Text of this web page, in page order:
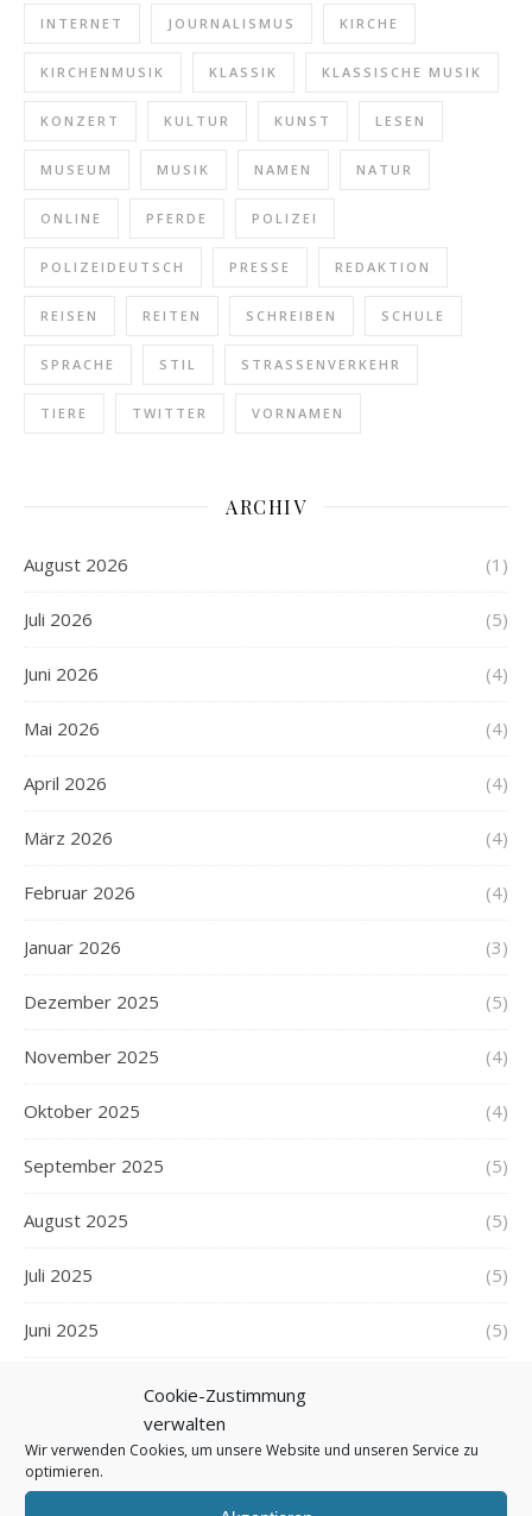
Cookie-Zustimmung
verwalten
Wir verwenden Cookies, um unsere Website und unseren Service zu
optimieren.
INTERNET JOURNALISMUS KIRCHE
KIRCHENMUSIK KLASSIK KLASSISCHE MUSIK
KONZERT KULTUR KUNST LESEN
MUSEUM MUSIK NAMEN NATUR
ONLINE PFERDE POLIZEI
POLIZEIDEUTSCH PRESSE REDAKTION
REISEN REITEN SCHREIBEN SCHULE
SPRACHE STIL STRASSENVERKEHR
TIERE TWITTER VORNAMEN
ARCHIV
August 2026 (1)
Juli 2026 (5)
Juni 2026 (4)
Mai 2026 (4)
April 2026 (4)
März 2026 (4)
Februar 2026 (4)
Januar 2026 (3)
Dezember 2025 (5)
November 2025 (4)
Oktober 2025 (4)
September 2025 (5)
August 2025 (5)
Juli 2025 (5)
Juni 2025 (5)
März 2025 (5)